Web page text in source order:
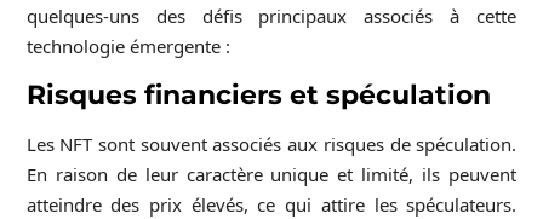
quelques-uns des défis principaux associés à cette
technologie émergente :
Risques financiers et spéculation
Les NFT sont souvent associés aux risques de spéculation.
En raison de leur caractère unique et limité, ils peuvent
atteindre des prix élevés, ce qui attire les spéculateurs.